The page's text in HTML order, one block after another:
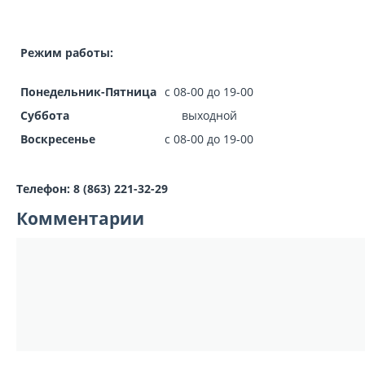
Режим работы:
Понедельник-Пятница с 08-00 до 19-00
Суббота
выходной
Воскресенье
с 08-00 до 19-00
Телефон: 8 (863) 221-32-29
Комментарии